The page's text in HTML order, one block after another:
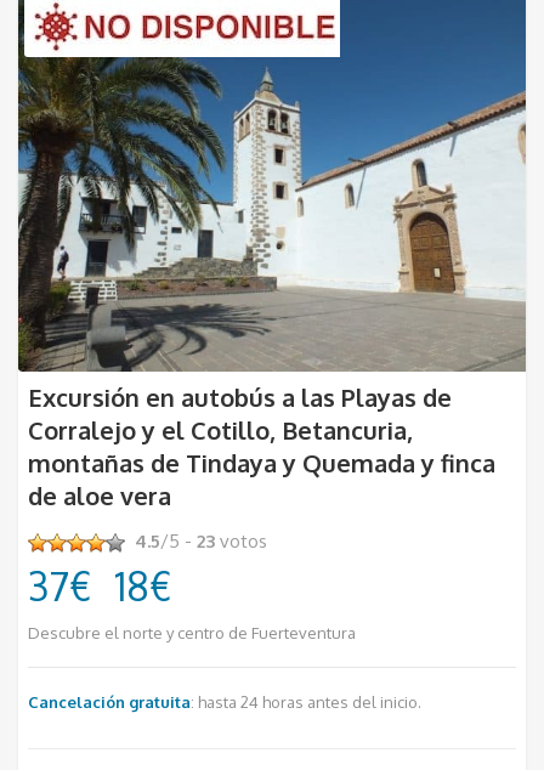
Excursión en autobús a las Playas de
Corralejo y el Cotillo, Betancuria,
montañas de Tindaya y Quemada y finca
de aloe vera
4.5/5 -23 votos
37€ 18€
Descubre el norte y centro de Fuerteventura
Cancelación gratuita: hasta 24 horas antes del inicio.